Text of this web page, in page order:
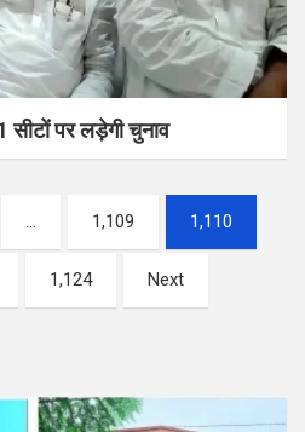
सीटों पर लड़ेगी चुनाव
… 1,109 1,110
1,124 Next